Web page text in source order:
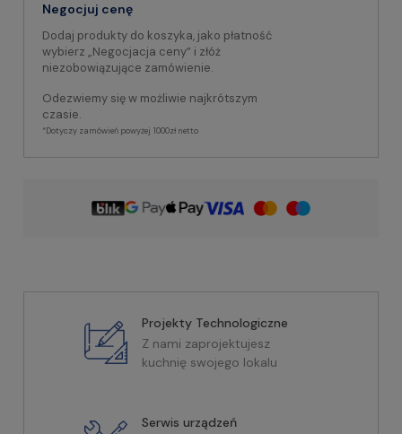
Negocjuj cenę
Dodaj produkty do koszyka, jako płatność
wybierz „Negocjacja ceny” i złóż
niezobowiązujące zamówienie.
Odezwiemy się w możliwie najkrótszym
czasie.
*Dotyczy zamówień powyżej 1000zł netto
Projekty Technologiczne
Z nami zaprojektujesz
kuchnię swojego lokalu
Serwis urządzeń